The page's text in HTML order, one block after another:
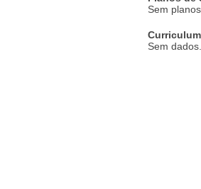
Sem
Sem dados.